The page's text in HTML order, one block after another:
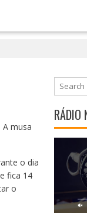
musa
o dia
fica 14
o
RÁDIO